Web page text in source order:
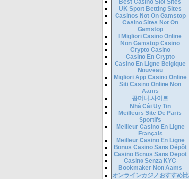
Best Casino Slot Sites
UK Sport Betting Sites
Casinos Not On Gamstop
Casino Sites Not On
Gamstop
I Migliori Casino Online
Non Gamstop Casino
Crypto Casino
Casino En Crypto
Casino En Ligne Belgique
Nouveau
Migliori App Casino Online
Siti Casino Online Non
Aams
꽁머니.사이트
Nhà Cái Uy Tin
Meilleurs Site De Paris
Sportifs
Meilleur Casino En Ligne
Français
Meilleur Casino En Ligne
Bonus Casino Sans Dépôt
Casino Bonus Sans Depot
Casino Senza KYC
Bookmaker Non Aams
オンラインカジノおすすめ比